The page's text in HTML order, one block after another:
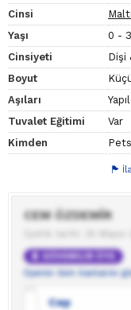
Cinsi
Yaşı
0 - 3
Cinsiyeti
Dişi
Boyut
Aşıları
Tuvalet Eğitimi
Var
Kimden
CEM ÖZDEMİR
Üyenin tüm ilanlarını
Cep